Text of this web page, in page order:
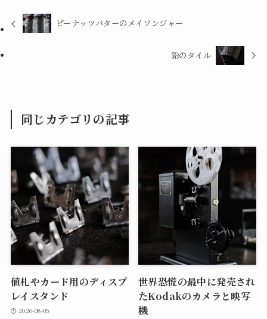
ピーナッツバターのメイソンジャー
鉛のタイル
同じカテゴリの記事
値札やカード用のディスプ
レイスタンド
2026-08-05
世界恐慌の最中に発売され
たKodakのカメラと映写
機